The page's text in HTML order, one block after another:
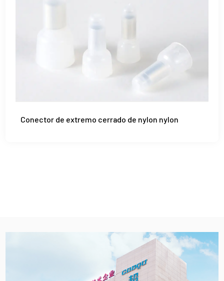
Conector de extremo cerrado de nylon nylon